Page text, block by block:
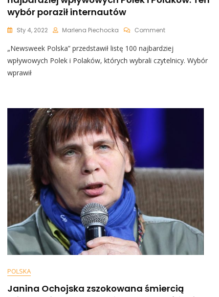
wybór poraził internautów
Sty 4, 2022 Marlena Piechocka CommentOn
„Newsweeka”
Wybrali
„Newsweek Polska” przedstawił listę 100 najbardziej
wpływowych Polek i Polaków, których wybrali czytelnicy. Wybór
wprawił
POLSKA
Janina Ochojska zszokowana śmiercią